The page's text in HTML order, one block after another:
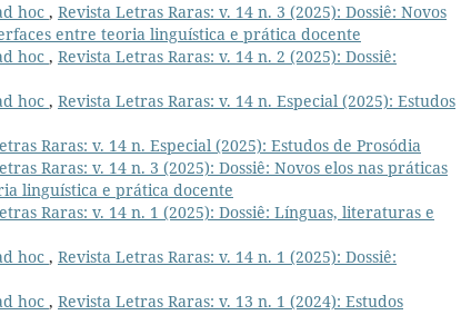
hoc , Revista Letras Raras: v. 14 n. 3 (2025): Dossiê: Novos
entre teoria linguística e prática docente
hoc , Revista Letras Raras: v. 14 n. 2 (2025): Dossiê:
hoc , Revista Letras Raras: v. 14 n. Especial (2025): Estudos
Raras: v. 14 n. Especial (2025): Estudos de Prosódia
Raras: v. 14 n. 3 (2025): Dossiê: Novos elos nas práticas
linguística e prática docente
Raras: v. 14 n. 1 (2025): Dossiê: Línguas, literaturas e
hoc , Revista Letras Raras: v. 14 n. 1 (2025): Dossiê:
hoc , Revista Letras Raras: v. 13 n. 1 (2024): Estudos